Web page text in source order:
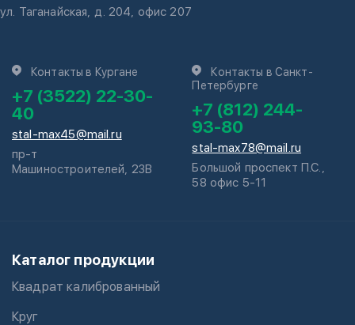
ул. Таганайская, д. 204, офис 207
Контакты в Кургане
+7 (3522) 22-30-
40
stal-max45@mail.ru
пр-т
Машиностроителей, 23В
Контакты в Санкт-
Петербурге
+7 (812) 244-
93-80
stal-max78@mail.ru
Большой проспект П.С.,
58 офис 5-11
Каталог продукции
Квадрат калиброванный
Круг